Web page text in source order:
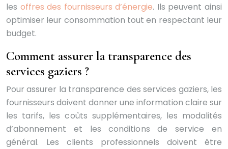
les offres des fournisseurs d’énergie. Ils peuvent ainsi
optimiser leur consommation tout en respectant leur
budget.
Comment assurer la transparence des
services gaziers ?
Pour assurer la transparence des services gaziers, les
fournisseurs doivent donner une information claire sur
les tarifs, les coûts supplémentaires, les modalités
d’abonnement et les conditions de service en
général. Les clients professionnels doivent être